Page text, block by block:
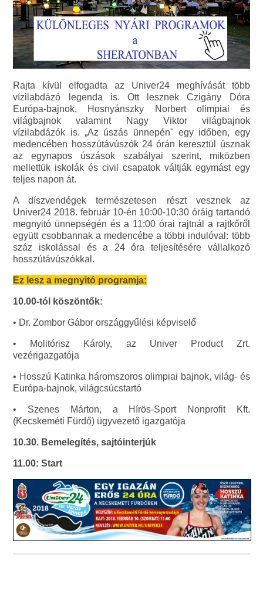
Rajta kívül elfogadta az Univer24 meghívását több
vízilabdázó legenda is. Ott lesznek Czigány Dóra
Európa-bajnok, Hosnyánszky Norbert olimpiai és
világbajnok valamint Nagy Viktor világbajnok
vízilabdázók is. „Az úszás ünnepén" egy időben, egy
medencében hosszútávúszók 24 órán keresztül úsznak
az egynapos úszások szabályai szerint, miközben
mellettük iskolák és civil csapatok váltják egymást egy
teljes napon át.
A díszvendégek természetesen részt vesznek az
Univer24 2018. február 10-én 10:00-10:30 óráig tartandó
megnyitó ünnepségén és a 11:00 órai rajtnál a rajtkőről
együtt csobbannak a medencébe a többi indulóval: több
száz iskolással és a 24 óra teljesítésére vállalkozó
hosszútávúszókkal.
Ez lesz a megnyitó programja:
10.00-tól köszöntők:
• Dr. Zombor Gábor országgyűlési képviselő
• Molitórisz Károly, az Univer Product Zrt.
vezérigazgatója
• Hosszú Katinka háromszoros olimpiai bajnok, világ- és
Európa-bajnok, világcsúcstartó
• Szenes Márton, a Hírös-Sport Nonprofit Kft.
(Kecskeméti Fürdő) ügyvezető igazgatója
10.30. Bemelegítés, sajtóinterjúk
11.00: Start